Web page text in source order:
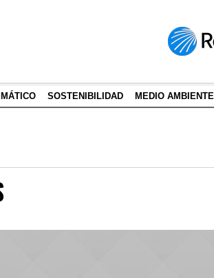
SOSTENIBILIDAD MEDIO AMBIENTE